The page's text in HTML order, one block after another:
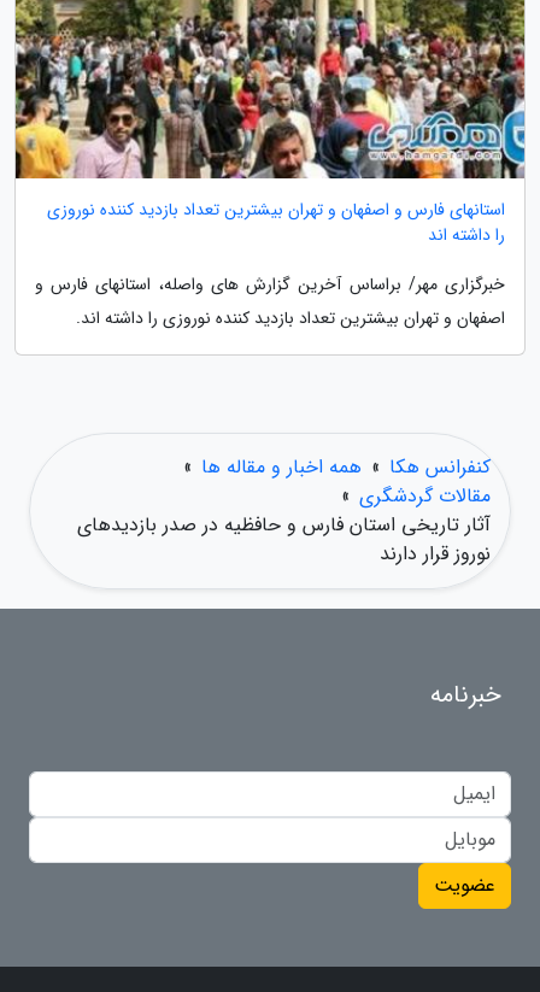
استانهای فارس و اصفهان و تهران بیشترین تعداد بازدید کننده نوروزی
را داشته اند
خبرگزاری مهر/ براساس آخرین گزارش های واصله، استانهای فارس و
اصفهان و تهران بیشترین تعداد بازدید کننده نوروزی را داشته اند.
کنفرانس هکا » همه اخبار و مقاله ها »
مقالات گردشگری »
آثار تاریخی استان فارس و حافظیه در صدر بازدیدهای
نوروز قرار دارند
خبرنامه
عضویت